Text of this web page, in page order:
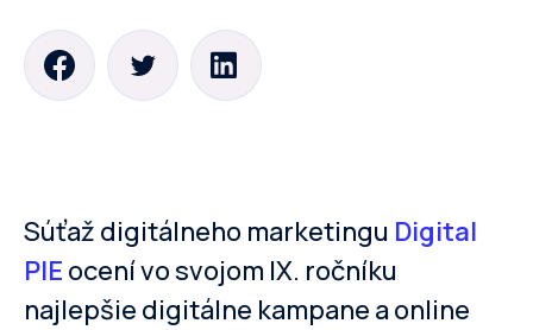
Súťaž digitálneho marketingu Digital
PIE ocení vo svojom IX. ročníku
najlepšie digitálne kampane a online